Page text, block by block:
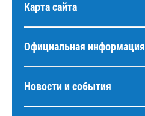
Карта сайта
Официальная информация
Новости и события